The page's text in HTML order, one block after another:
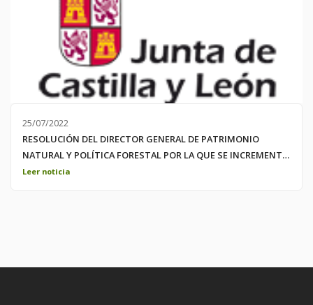
de febrero a las 12:00 en el Monasterio de San Juan de la ciudad
de Burgos. Mas información sobre la AMSC;
https://www.amcsantiago.com/
25/07/2022
RESOLUCIÓN DEL DIRECTOR GENERAL DE PATRIMONIO
NATURAL Y POLÍTICA FORESTAL POR LA QUE SE INCREMENTA
LA SITUACIÓN DE RIESGO METEOROLOGICO DE INCENDIOS
Leer noticia